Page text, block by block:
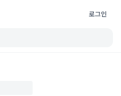
로그인